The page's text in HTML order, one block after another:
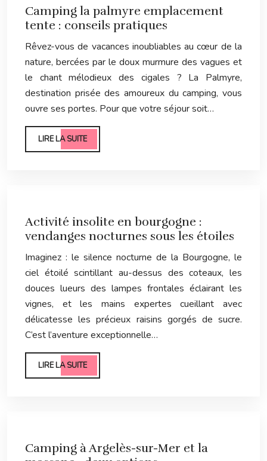
Camping la palmyre emplacement
tente : conseils pratiques
Rêvez-vous de vacances inoubliables au cœur de la
nature, bercées par le doux murmure des vagues et
le chant mélodieux des cigales ? La Palmyre,
destination prisée des amoureux du camping, vous
ouvre ses portes. Pour que votre séjour soit…
LIRE LA SUITE
Activité insolite en bourgogne :
vendanges nocturnes sous les étoiles
Imaginez : le silence nocturne de la Bourgogne, le
ciel étoilé scintillant au-dessus des coteaux, les
douces lueurs des lampes frontales éclairant les
vignes, et les mains expertes cueillant avec
délicatesse les précieux raisins gorgés de sucre.
C’est l’aventure exceptionnelle…
LIRE LA SUITE
Camping à Argelès-sur-Mer et la